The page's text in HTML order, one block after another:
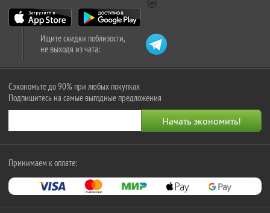
Ищите скидки поблизости,
не выходя из чата:
Сэкономьте до 90% при любых покупках
Подпишитесь на самые выгодные предложения
Принимаем к оплате: